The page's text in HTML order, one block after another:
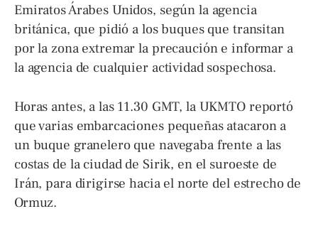
Emiratos Árabes Unidos, según la agencia
británica, que pidió a los buques que transitan
por la zona extremar la precaución e informar a
la agencia de cualquier actividad sospechosa.
Horas antes, a las 11.30 GMT, la UKMTO reportó
que varias embarcaciones pequeñas atacaron a
un buque granelero que navegaba frente a las
costas de la ciudad de Sirik, en el suroeste de
Irán, para dirigirse hacia el norte del estrecho de
Ormuz.